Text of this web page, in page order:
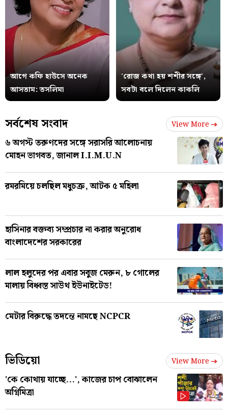
আগে কফি হাউসে অনেক
আসতাম: তসলিমা
'রোজ কথা হয় শশীর সঙ্গে',
সবটা বলে দিলেন কাকলি
সর্বশেষ সংবাদ View More
৬ অগস্ট তরুণদের সঙ্গে সরাসরি আলোচনায়
মোহন ভাগবত, জানাল I.I.M.U.N
রমরমিয়ে চলছিল মধুচক্র, আটক ৫ মহিলা
হাসিনার বক্তব্য সম্প্রচার না করার অনুরোধ
বাংলাদেশের সরকারের
লাল হলুদের পর এবার সবুজ মেরুন, ৮ গোলের
মালায় বিধ্বস্ত সাউথ ইউনাইটেড!
মেটার বিরুদ্ধে তদন্তে নামছে NCPCR
ভিডিয়ো View More
'কে কোথায় যাচ্ছে...', কাজের চাপ বোঝালেন
অগ্নিমিত্রা